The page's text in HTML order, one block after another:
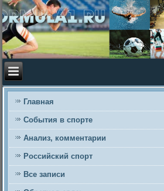
Главная
События в спорте
Анализ, комментарии
Российский спорт
Все записи